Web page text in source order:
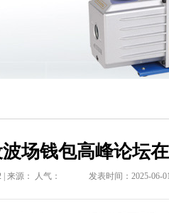
场钱包高峰论坛
来源： 人气： 发表时间：2025-06-